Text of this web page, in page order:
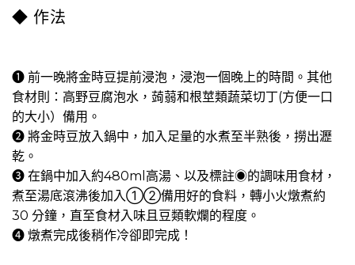
◆ 作法
➊ 前一晚將金時豆提前浸泡，浸泡一個晚上的時間。其他
食材則：高野豆腐泡水，蒟蒻和根莖類蔬菜切丁(方便一口
的大小）備用。
➋ 將金時豆放入鍋中，加入足量的水煮至半熟後，撈出瀝
乾。
➌ 在鍋中加入約480ml高湯、以及標註◉的調味用食材，
煮至湯底滾沸後加入①②備用好的食料，轉小火燉煮約
30 分鐘，直至食材入味且豆類軟爛的程度。
➍ 燉煮完成後稍作冷卻即完成！